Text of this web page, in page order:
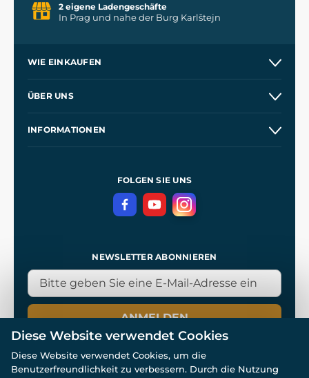
2 eigene Ladengeschäfte
In Prag und nahe der Burg Karlštejn
WIE EINKAUFEN
Kontakt
ÜBER UNS
INFORMATIONEN
DatenschutzerklärungFOLGEN SIE UNS
NEWSLETTER ABONNIEREN
ANMELDEN
Diese Website verwendet Cookies
Diese Website verwendet Cookies, um die
Benutzerfreundlichkeit zu verbessern. Durch die Nutzung